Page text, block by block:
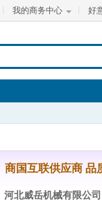
我的商务中心 好
商国互联供应商 品
河北威岳机械有限公司